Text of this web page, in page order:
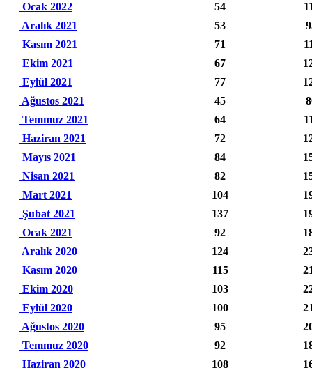
Ocak 2022
54
Aralık 2021
53
Kasım 2021
71
Ekim 2021
67
Eylül 2021
77
Ağustos 2021
45
Temmuz 2021
64
Haziran 2021
72
Mayıs 2021
84
Nisan 2021
82
Mart 2021
104
Şubat 2021
137
Ocak 2021
92
Aralık 2020
124
Kasım 2020
115
Ekim 2020
103
Eylül 2020
100
Ağustos 2020
95
Temmuz 2020
92
Haziran 2020
108